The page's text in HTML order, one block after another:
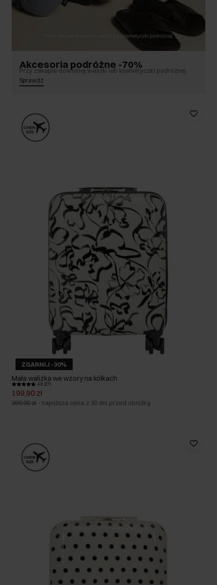
ZGARNIJ -30%
Mała walizka we wzory na kółkach
4.8 (27)
199,90 zł
399,90 zł - najniższa cena z 30 dni przed obniżką
Akcesoria podróżne -70%
Przy zakupie dowolnej walizki lub kosmetyczki podróżnej
Sprawdź